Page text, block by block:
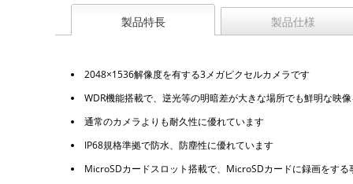
製品特長 製品仕様
2048×1536解像度を有する3メガピクセルカメラです
WDR機能搭載で、逆光等の明暗差が大きな場所でも鮮明な映
通常のカメラよりも耐久性に優れています
IP68規格準拠で防水、防塵性に優れています
MicroSDカードスロット搭載で、MicroSDカードに録画をす